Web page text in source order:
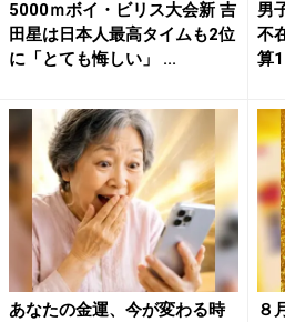
5000ｍボイ・ビリス大会新 吉
田星は日本人最高タイムも2位
に「とても悔しい」 ...
男
不
算
あなたの金運、今が変わる時
８